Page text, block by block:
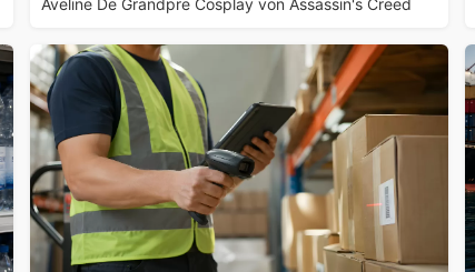
Aveline De Grandpre Cosplay von Assassin's Creed